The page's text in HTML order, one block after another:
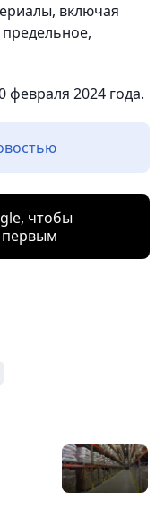
включая
февраля 2024 года.
чтобы
первым